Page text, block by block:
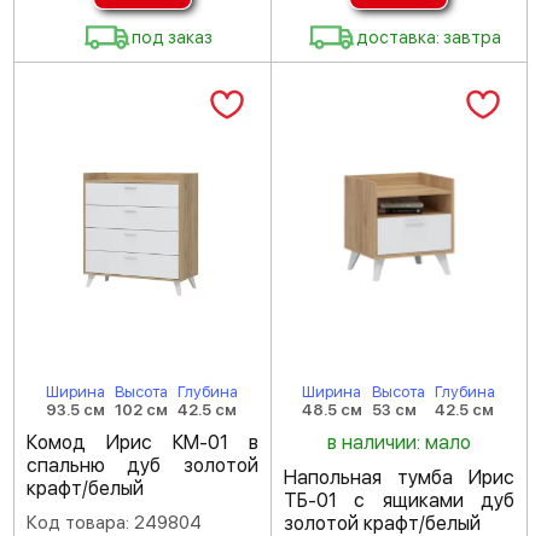
под заказ доставка: завтра
Ширина
93.5 см
Высота
102 см
Глубина
42.5 см
Комод Ирис КМ-01 в
спальню дуб золотой
крафт/белый
Код товара: 249804
Ширина
48.5 см
Высота
53 см
Глубина
42.5 см
в наличии: мало
Напольная тумба Ирис
ТБ-01 с ящиками дуб
золотой крафт/белый